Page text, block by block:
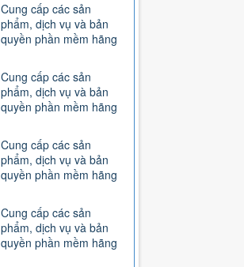
Cung cấp các sản
phẩm, dịch vụ và bản
quyền phần mềm hãng
Cung cấp các sản
phẩm, dịch vụ và bản
quyền phần mềm hãng
Cung cấp các sản
phẩm, dịch vụ và bản
quyền phần mềm hãng
Cung cấp các sản
phẩm, dịch vụ và bản
quyền phần mềm hãng